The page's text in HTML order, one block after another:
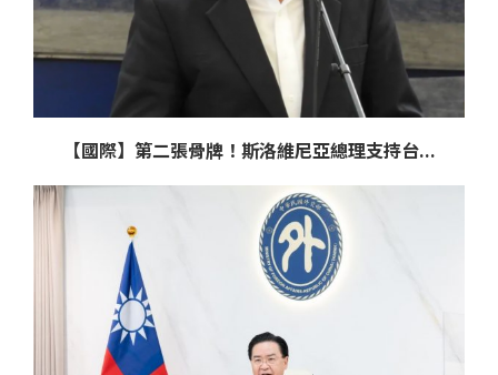
【國際】第二張骨牌！斯洛維尼亞總理支持台...